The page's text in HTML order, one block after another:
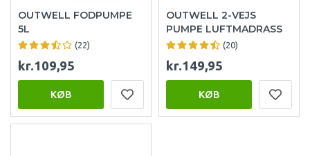
OUTWELL FODPUMPE
5L
(22)
kr.109,95
KØB
OUTWELL 2-VEJS
PUMPE LUFTMADRASS
(20)
kr.149,95
KØB